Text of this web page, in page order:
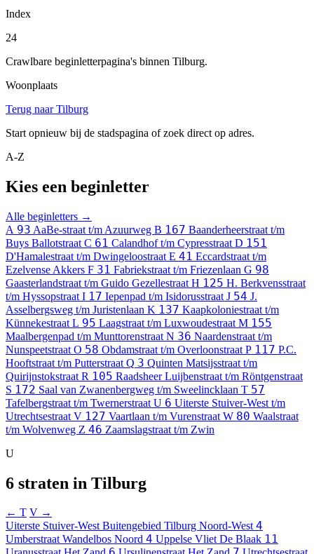
Index
24
Crawlbare beginletterpagina's binnen Tilburg.
Woonplaats
Terug naar Tilburg
Start opnieuw bij de stadspagina of zoek direct op adres.
A-Z
Kies een beginletter
Alle beginletters →
A 93 AaBe-straat t/m Azuurweg B 167 Baanderheerstraat t/m
Buys Ballotstraat C 61 Calandhof t/m Cypresstraat D 151
D'Hamalestraat t/m Dwingeloostraat E 41 Eccardstraat t/m
Ezelvense Akkers F 31 Fabriekstraat t/m Friezenlaan G 98
Gaasterlandstraat t/m Guido Gezellestraat H 125 H. Berkvensstraat
t/m Hyssopstraat I 17 Iepenpad t/m Isidorusstraat J 54 J.
Asselbergsweg t/m Juristenlaan K 137 Kaapkoloniestraat t/m
Künnekestraat L 95 Laagstraat t/m Luxwoudestraat M 155
Maalbergenpad t/m Munttorenstraat N 36 Naardenstraat t/m
Nunspeetstraat O 58 Obdamstraat t/m Overloonstraat P 117 P.C.
Hooftstraat t/m Putterstraat Q 3 Quinten Matsijsstraat t/m
Quirijnstokstraat R 105 Raadsheer Luijbenstraat t/m Röntgenstraat
S 172 Saal van Zwanenbergweg t/m Sweelincklaan T 57
Tafelbergstraat t/m Twernerstraat U 6 Uiterste Stuiver-West t/m
Utrechtsestraat V 127 Vaartlaan t/m Vurenstraat W 80 Waalstraat
t/m Wolvenweg Z 46 Zaamslagstraat t/m Zwin
U
6 straten in Tilburg
← T V →
Uiterste Stuiver-West Buitengebied Tilburg Noord-West 4
Umberstraat Wandelbos Noord 4 Uppelse Vliet De Blaak 11